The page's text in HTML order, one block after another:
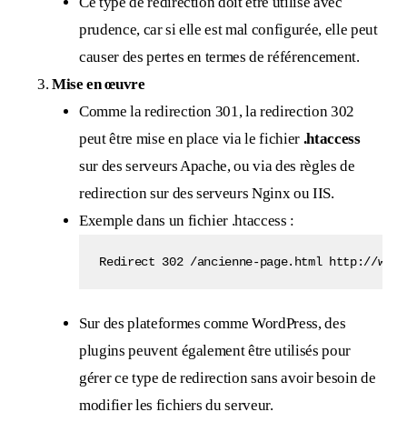
prudence, car si elle est mal configurée, elle peut
causer des pertes en termes de référencement.
Mise en œuvre
Comme la redirection 301, la redirection 302
peut être mise en place via le fichier .htaccess
sur des serveurs Apache, ou via des règles de
redirection sur des serveurs Nginx ou IIS.
Exemple dans un fichier .htaccess :
Redirect 302 /ancienne-page.html http://
Sur des plateformes comme WordPress, des
plugins peuvent également être utilisés pour
gérer ce type de redirection sans avoir besoin de
modifier les fichiers du serveur.